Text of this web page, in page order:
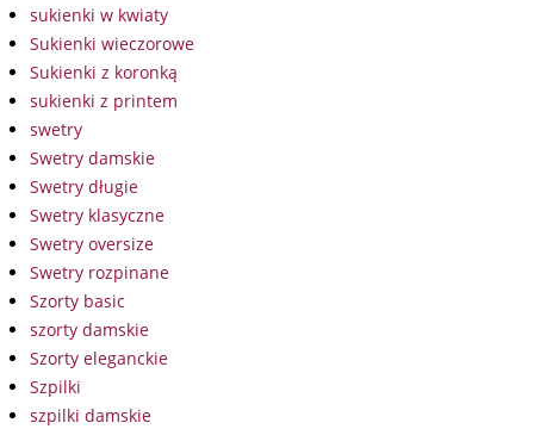
sukienki w kwiaty
Sukienki wieczorowe
Sukienki z koronką
sukienki z printem
swetry
Swetry damskie
Swetry długie
Swetry klasyczne
Swetry oversize
Swetry rozpinane
Szorty basic
szorty damskie
Szorty eleganckie
Szpilki
szpilki damskie